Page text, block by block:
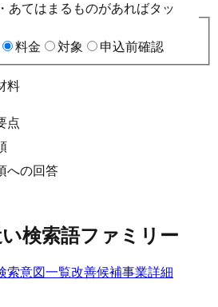
あてはまるものがあればタッ
料金 対象 申込前確認
料
点
への回答
検索語ファミリー
索意図一覧改善候補事業詳細